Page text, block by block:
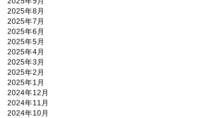
2025年8月
2025年7月
2025年6月
2025年5月
2025年4月
2025年3月
2025年2月
2025年1月
2024年12月
2024年11月
2024年10月